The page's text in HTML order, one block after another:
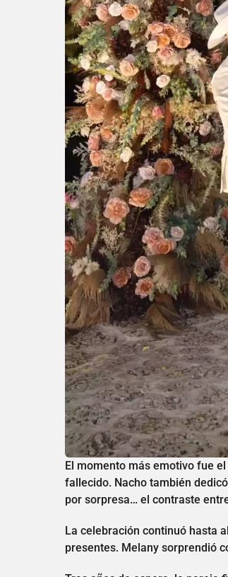
El momento más emotivo fue
fallecido. Nacho también
por sorpresa… el contraste
La celebración continuó hasta
presentes. Melany sorprendió